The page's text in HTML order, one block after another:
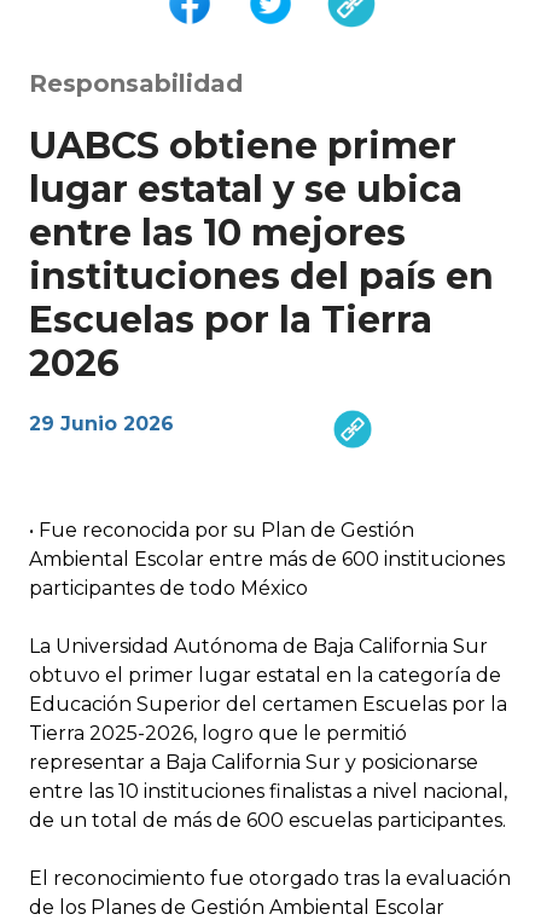
Responsabilidad
UABCS obtiene primer
lugar estatal y se ubica
entre las 10 mejores
instituciones del país en
Escuelas por la Tierra
2026
29 Junio 2026
• Fue reconocida por su Plan de Gestión
Ambiental Escolar entre más de 600 instituciones
participantes de todo México
La Universidad Autónoma de Baja California Sur
obtuvo el primer lugar estatal en la categoría de
Educación Superior del certamen Escuelas por la
Tierra 2025-2026, logro que le permitió
representar a Baja California Sur y posicionarse
entre las 10 instituciones finalistas a nivel nacional,
de un total de más de 600 escuelas participantes.
El reconocimiento fue otorgado tras la evaluación
de los Planes de Gestión Ambiental Escolar